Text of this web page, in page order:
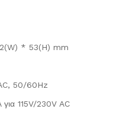
* 53(H) mm
50/60Hz
115V/230V AC